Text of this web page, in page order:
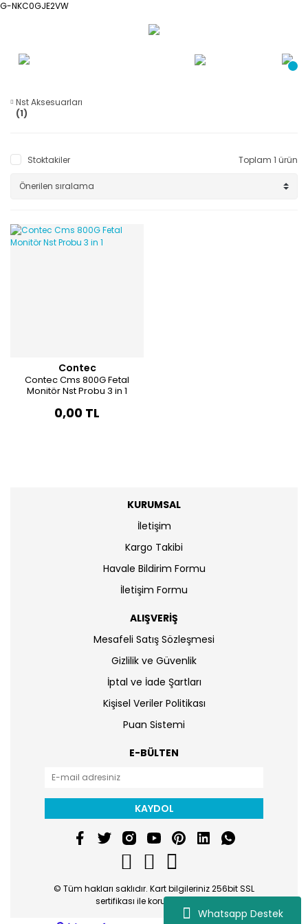
G-NKC0GJE2VW
Whatsapp Destek
Nst Aksesuarları
(1)
Stoktakiler Toplam 1 ürün
Contec
Contec Cms 800G Fetal
Monitör Nst Probu 3 in 1
0,00 TL
KURUMSAL
İletişim
Kargo Takibi
Havale Bildirim Formu
İletişim Formu
ALIŞVERİŞ
Mesafeli Satış Sözleşmesi
Gizlilik ve Güvenlik
İptal ve İade Şartları
Kişisel Veriler Politikası
Puan Sistemi
E-BÜLTEN
KAYDOL
© Tüm hakları saklıdır. Kart bilgileriniz 256bit SSL
sertifikası ile korunmaktadır.